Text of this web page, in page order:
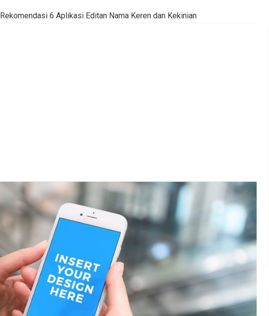
Rekomendasi 6 Aplikasi Editan Nama Keren dan Kekinian